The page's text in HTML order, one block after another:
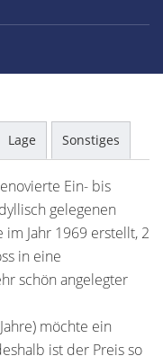
Lage Sonstiges
Ein- bis
gelegenen
Jahr 1969 erstellt, 2
in eine
schön angelegter
möchte ein
ist der Preis so